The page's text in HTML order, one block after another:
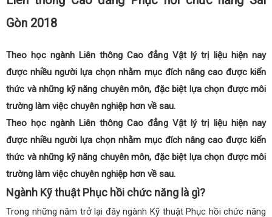
Gòn 2018
Theo học ngành Liên thông Cao đẳng Vật lý trị liệu hiện nay
được nhiều người lựa chọn nhằm mục đích nâng cao được kiến
thức và những kỹ năng chuyên môn, đặc biệt lựa chọn được môi
trường làm việc chuyên nghiệp hơn về sau.
Theo học ngành Liên thông Cao đẳng Vật lý trị liệu hiện nay
được nhiều người lựa chọn nhằm mục đích nâng cao được kiến
thức và những kỹ năng chuyên môn, đặc biệt lựa chọn được môi
trường làm việc chuyên nghiệp hơn về sau.
Ngành Kỹ thuật Phục hồi chức năng là gì?
Trong những năm trở lại đây ngành Kỹ thuật Phục hồi chức năng